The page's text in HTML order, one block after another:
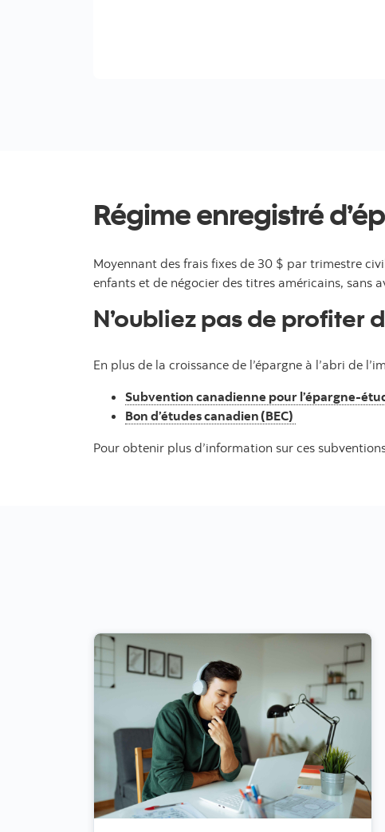
Régime enregistré
Moyennant des frais fixes de 30 $ par trimestre
enfants et de négocier des titres américains, sans
N’oubliez pas de profiter
En plus de la croissance de l’épargne à l’abri de
Subvention canadienne pour l’épargne-
Bon d’études canadien (BEC)
Pour obtenir plus d’information sur ces